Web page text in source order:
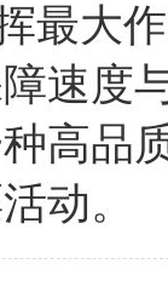
最大
速度
高品
动。